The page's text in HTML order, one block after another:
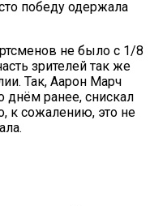
победу одержала
не было с 1/8
зрителей так же
Так, Аарон Марч
днём ранее, снискал
к сожалению, это не